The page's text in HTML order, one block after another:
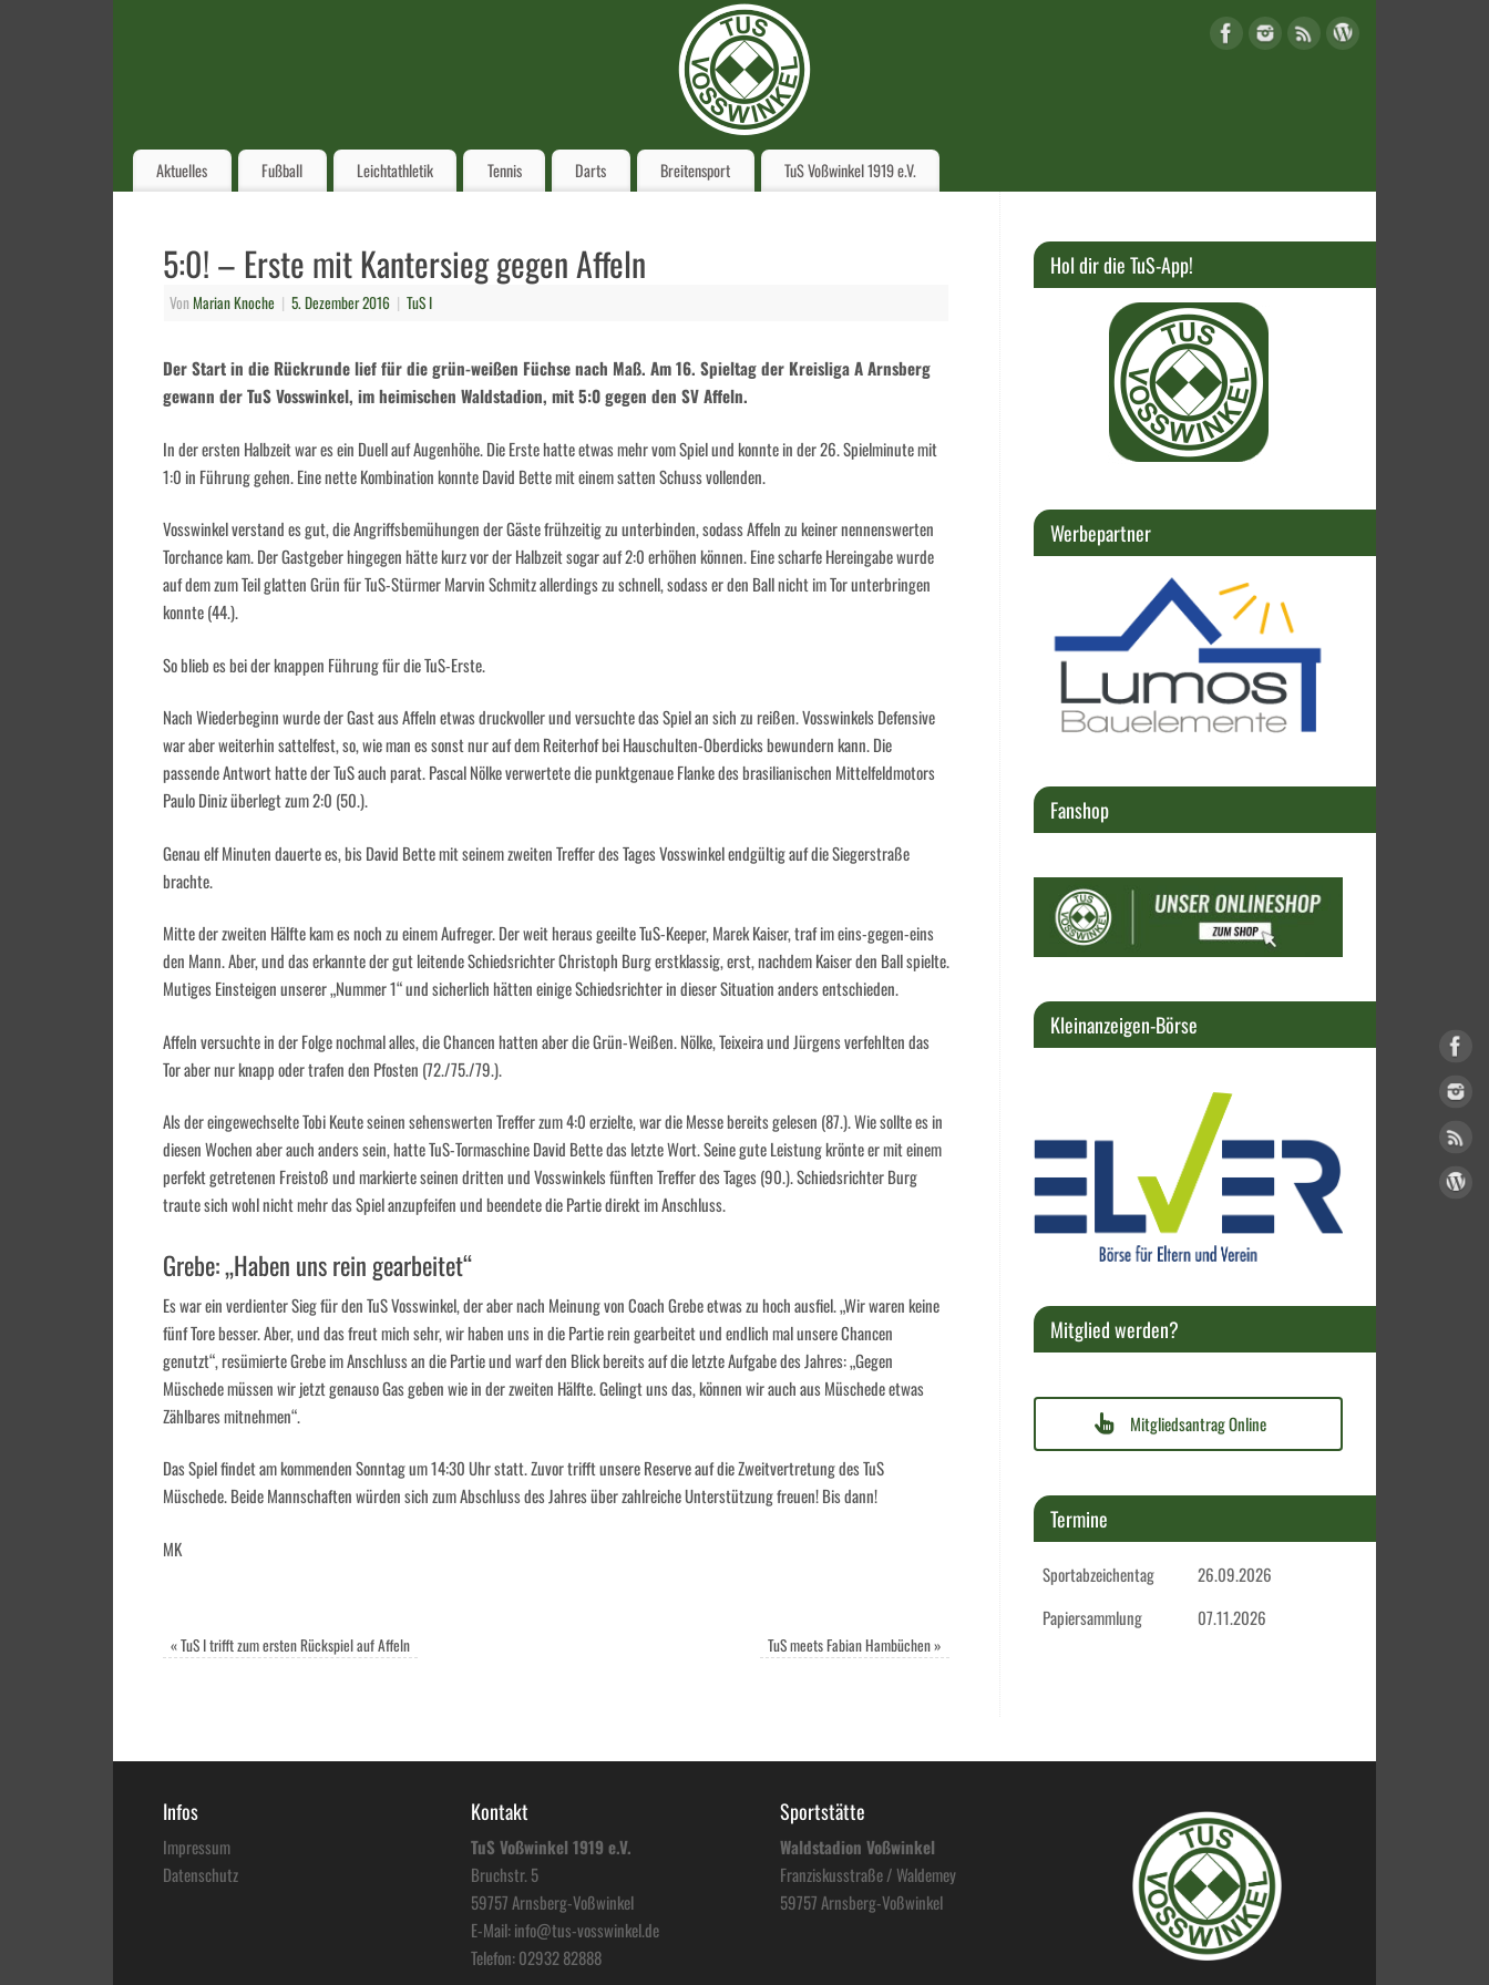
Aktuelles Fußball Leichtathletik Tennis Darts Breitensport TuS Voßwinkel 1919 e.V.
5:0! – Erste mit Kantersieg gegen Affeln
Von Marian Knoche | 5. Dezember 2016 | TuS I
Der Start in die Rückrunde lief für die grün-weißen Füchse nach Maß. Am 16. Spieltag der Kreisliga A Arnsberg
gewann der TuS Vosswinkel, im heimischen Waldstadion, mit 5:0 gegen den SV Affeln.
In der ersten Halbzeit war es ein Duell auf Augenhöhe. Die Erste hatte etwas mehr vom Spiel und konnte in der 26. Spielminute mit
1:0 in Führung gehen. Eine nette Kombination konnte David Bette mit einem satten Schuss vollenden.
Vosswinkel verstand es gut, die Angriffsbemühungen der Gäste frühzeitig zu unterbinden, sodass Affeln zu keiner nennenswerten
Torchance kam. Der Gastgeber hingegen hätte kurz vor der Halbzeit sogar auf 2:0 erhöhen können. Eine scharfe Hereingabe wurde
auf dem zum Teil glatten Grün für TuS-Stürmer Marvin Schmitz allerdings zu schnell, sodass er den Ball nicht im Tor unterbringen
konnte (44.).
So blieb es bei der knappen Führung für die TuS-Erste.
Nach Wiederbeginn wurde der Gast aus Affeln etwas druckvoller und versuchte das Spiel an sich zu reißen. Vosswinkels Defensive
war aber weiterhin sattelfest, so, wie man es sonst nur auf dem Reiterhof bei Hauschulten-Oberdicks bewundern kann. Die
passende Antwort hatte der TuS auch parat. Pascal Nölke verwertete die punktgenaue Flanke des brasilianischen Mittelfeldmotors
Paulo Diniz überlegt zum 2:0 (50.).
Genau elf Minuten dauerte es, bis David Bette mit seinem zweiten Treffer des Tages Vosswinkel endgültig auf die Siegerstraße
brachte.
Mitte der zweiten Hälfte kam es noch zu einem Aufreger. Der weit heraus geeilte TuS-Keeper, Marek Kaiser, traf im eins-gegen-eins
den Mann. Aber, und das erkannte der gut leitende Schiedsrichter Christoph Burg erstklassig, erst, nachdem Kaiser den Ball spielte.
Mutiges Einsteigen unserer „Nummer 1“ und sicherlich hätten einige Schiedsrichter in dieser Situation anders entschieden.
Affeln versuchte in der Folge nochmal alles, die Chancen hatten aber die Grün-Weißen. Nölke, Teixeira und Jürgens verfehlten das
Tor aber nur knapp oder trafen den Pfosten (72./75./79.).
Als der eingewechselte Tobi Keute seinen sehenswerten Treffer zum 4:0 erzielte, war die Messe bereits gelesen (87.). Wie sollte es in
diesen Wochen aber auch anders sein, hatte TuS-Tormaschine David Bette das letzte Wort. Seine gute Leistung krönte er mit einem
perfekt getretenen Freistoß und markierte seinen dritten und Vosswinkels fünften Treffer des Tages (90.). Schiedsrichter Burg
traute sich wohl nicht mehr das Spiel anzupfeifen und beendete die Partie direkt im Anschluss.
Grebe: „Haben uns rein gearbeitet“
Es war ein verdienter Sieg für den TuS Vosswinkel, der aber nach Meinung von Coach Grebe etwas zu hoch ausfiel. „Wir waren keine
fünf Tore besser. Aber, und das freut mich sehr, wir haben uns in die Partie rein gearbeitet und endlich mal unsere Chancen
genutzt“, resümierte Grebe im Anschluss an die Partie und warf den Blick bereits auf die letzte Aufgabe des Jahres: „Gegen
Müschede müssen wir jetzt genauso Gas geben wie in der zweiten Hälfte. Gelingt uns das, können wir auch aus Müschede etwas
Zählbares mitnehmen“.
Das Spiel findet am kommenden Sonntag um 14:30 Uhr statt. Zuvor trifft unsere Reserve auf die Zweitvertretung des TuS
Müschede. Beide Mannschaften würden sich zum Abschluss des Jahres über zahlreiche Unterstützung freuen! Bis dann!
MK
«TuS I trifft zum ersten Rückspiel auf Affeln TuS meets Fabian Hambüchen»
Hol dir die TuS-App!
Werbepartner
Fanshop
Kleinanzeigen-Börse
Mitglied werden?
Mitgliedsantrag Online
Termine
Sportabzeichentag
26.09.2026
Papiersammlung
07.11.2026
Infos
Impressum
Datenschutz
Kontakt
TuS Voßwinkel 1919 e.V.
Bruchstr. 5
59757 Arnsberg-Voßwinkel
E-Mail:info@tus-vosswinkel.de
Telefon:02932 82888
Sportstätte
Waldstadion Voßwinkel
Franziskusstraße / Waldemey
59757 Arnsberg-Voßwinkel